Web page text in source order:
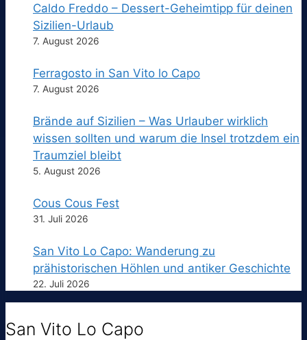
Caldo Freddo – Dessert-Geheimtipp für deinen
Sizilien-Urlaub
7. August 2026
Ferragosto in San Vito lo Capo
7. August 2026
Brände auf Sizilien – Was Urlauber wirklich
wissen sollten und warum die Insel trotzdem ein
Traumziel bleibt
5. August 2026
Cous Cous Fest
31. Juli 2026
San Vito Lo Capo: Wanderung zu
prähistorischen Höhlen und antiker Geschichte
22. Juli 2026
San Vito Lo Capo